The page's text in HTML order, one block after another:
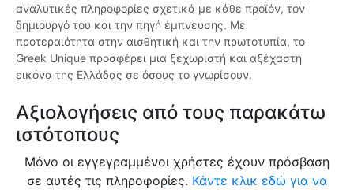
αναλυτικές πληροφορίες σχετικά με κάθε προϊόν, τον
δημιουργό του και την πηγή έμπνευσης. Με
προτεραιότητα στην αισθητική και την πρωτοτυπία, το
Greek Unique προσφέρει μια ξεχωριστή και αξέχαστη
εικόνα της Ελλάδας σε όσους το γνωρίσουν.
Αξιολογήσεις από τους παρακάτω
ιστότοπους
Μόνο οι εγγεγραμμένοι χρήστες έχουν πρόσβαση
σε αυτές τις πληροφορίες. Κάντε κλικ εδώ για να